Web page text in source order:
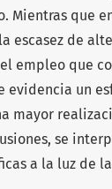
Mientras que
escasez de
empleo que
evidencia un
mayor
se
a la luz de